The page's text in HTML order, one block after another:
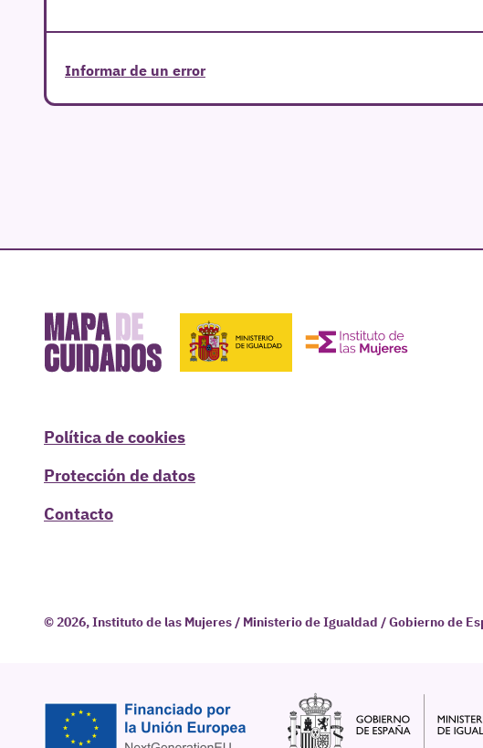
Informar de un error
Política de cookies
Protección de datos
Contacto
© 2026, Instituto de las Mujeres / Ministerio de Igualdad / Gobierno de